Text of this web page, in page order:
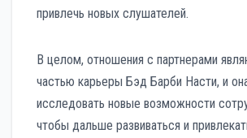
привлечь новых слушателей.
В целом, отношения с партнерами
частью карьеры Бэд Барби Насти, и
исследовать новые возможности
чтобы дальше развиваться и